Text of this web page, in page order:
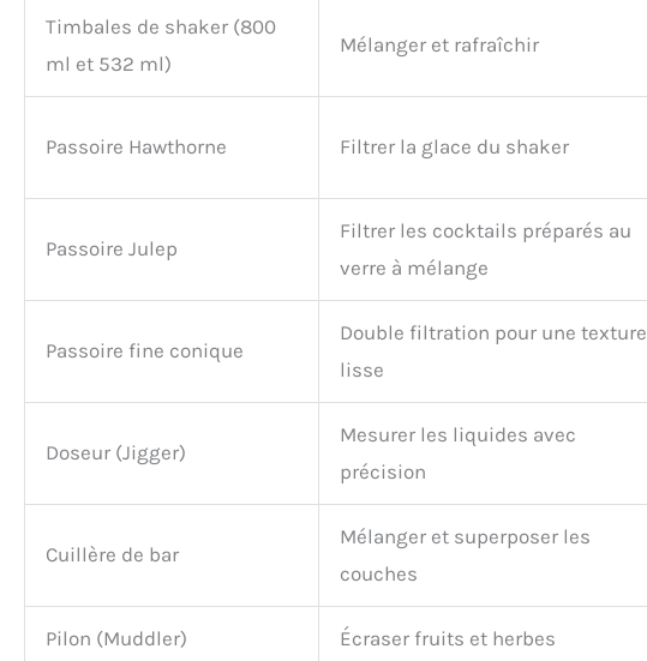
Timbales de shaker (800
ml et 532 ml)
Mélanger et rafraîchir
Passoire Hawthorne Filtrer la glace du shaker
Passoire Julep
Filtrer les cocktails préparés au
verre à mélange
Passoire fine conique
Double filtration pour une texture
lisse
Doseur (Jigger)
Mesurer les liquides avec
précision
Cuillère de bar
Mélanger et superposer les
couches
Pilon (Muddler) Écraser fruits et herbes